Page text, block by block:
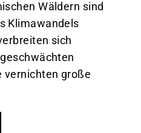
Wäldern sind
Klimawandels
sich
vernichten große